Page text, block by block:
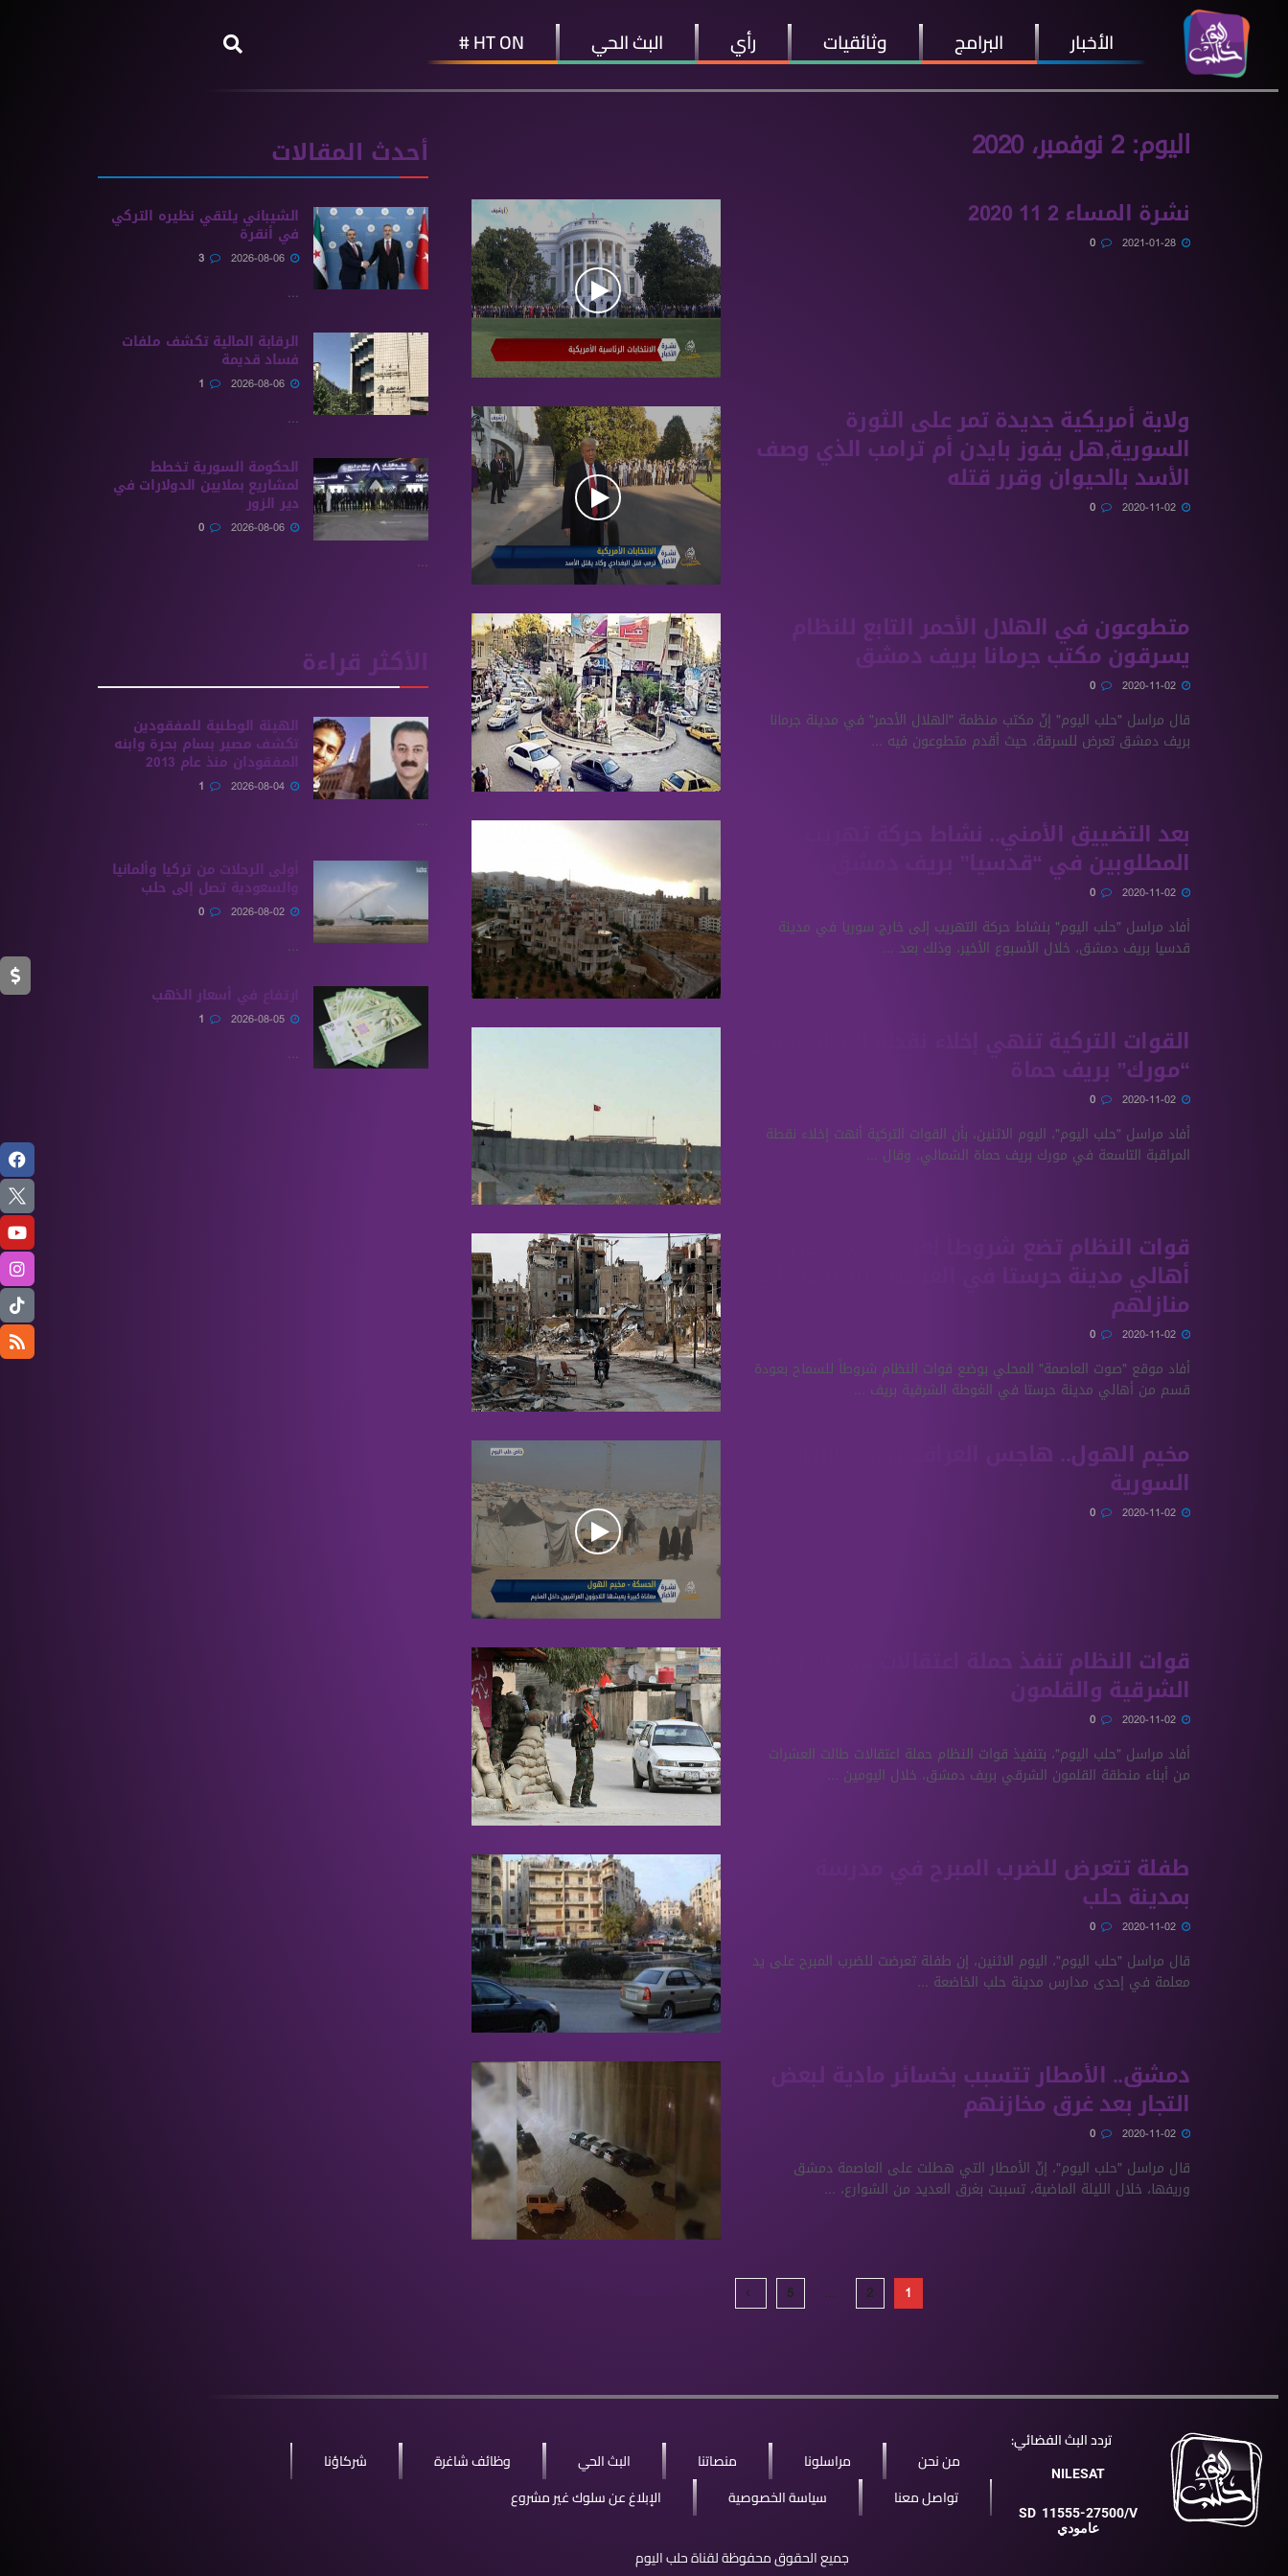
الأخبار البرامج وثائقيات رأي البث الحي HT ON #
اليوم:2 نوفمبر، 2020
نشرة المساء 2 11 2020
ولاية أمريكية جديدة تمر على الثورة
السورية,هل يفوز بايدن أم ترامب الذي وصف
الأسد بالحيوان وقرر قتله
متطوعون في الهلال الأحمر التابع للنظام
يسرقون مكتب جرمانا بريف دمشق
قال مراسل "حلب اليوم" إنّ مكتب منظمة "الهلال الأحمر" في مدينة جرمانا
بريف دمشق تعرض للسرقة، حيث أقدم متطوعون فيه ...
بعد التضييق الأمني.. نشاط حركة تهريب
المطلوبين في “قدسيا” بريف دمشق
أفاد مراسل "حلب اليوم" بنشاط حركة التهريب إلى خارج سوريا في مدينة
قدسيا بريف دمشق، خلال الأسبوع الأخير، وذلك بعد ...
القوات التركية تنهي إخلاء نقطة المراقبة في
“مورك” بريف حماة
أفاد مراسل "حلب اليوم"، اليوم الاثنين، بأن القوات التركية أنهت إخلاء نقطة
المراقبة التاسعة في مورك بريف حماة الشمالي. وقال ...
قوات النظام تضع شروطاً لعودة قسم من
أهالي مدينة حرستا في الغوطة الشرقية إلى
منازلهم
أفاد موقع "صوت العاصمة" المحلي بوضع قوات النظام شروطاً للسماح بعودة
قسم من أهالي مدينة حرستا في الغوطة الشرقية بريف ...
مخيم الهول.. هاجس العراقيين في الأراضي
السورية
قوات النظام تنفذ حملة اعتقالات في الغوطة
الشرقية والقلمون
أفاد مراسل "حلب اليوم"، بتنفيذ قوات النظام حملة اعتقالات طالت العشرات
من أبناء منطقة القلمون الشرقي بريف دمشق، خلال اليومين ...
طفلة تتعرض للضرب المبرح في مدرسة
بمدينة حلب
قال مراسل "حلب اليوم"، اليوم الاثنين، إن طفلة تعرضت للضرب المبرح على يد
معلمة في إحدى مدارس مدينة حلب الخاضعة ...
دمشق.. الأمطار تتسبب بخسائر مادية لبعض
التجار بعد غرق مخازنهم
قال مراسل "حلب اليوم"، إنّ الأمطار التي هطلت على العاصمة دمشق
وريفها، خلال الليلة الماضية، تسببت بغرق العديد من الشوارع، ...
1
2
…
5
أحدث المقالات
الشيباني يلتقي نظيره التركي
في أنقرة
...
الرقابة المالية تكشف ملفات
فساد قديمة
...
الحكومة السورية تخطط
لمشاريع بملايين الدولارات في
دير الزور
...
الأكثر قراءة
الهيئة الوطنية للمفقودين
تكشف مصير بسام بحرة وابنه
المفقودان منذ عام 2013
...
أولى الرحلات من ‏تركيا وألمانيا
والسعودية تصل إلى حلب
...
ارتفاع في أسعار الذهب
...
تردد البث الفضائي:
NILESAT
SD 11555-27500/V
عامودي
من نحن مراسلونا منصاتنا البث الحي وظائف شاغرة
شركاؤنا
تواصل معنا
سياسة الخصوصية الإبلاغ عن سلوك غير مشروع
جميع الحقوق محفوظة لقناة حلب اليوم